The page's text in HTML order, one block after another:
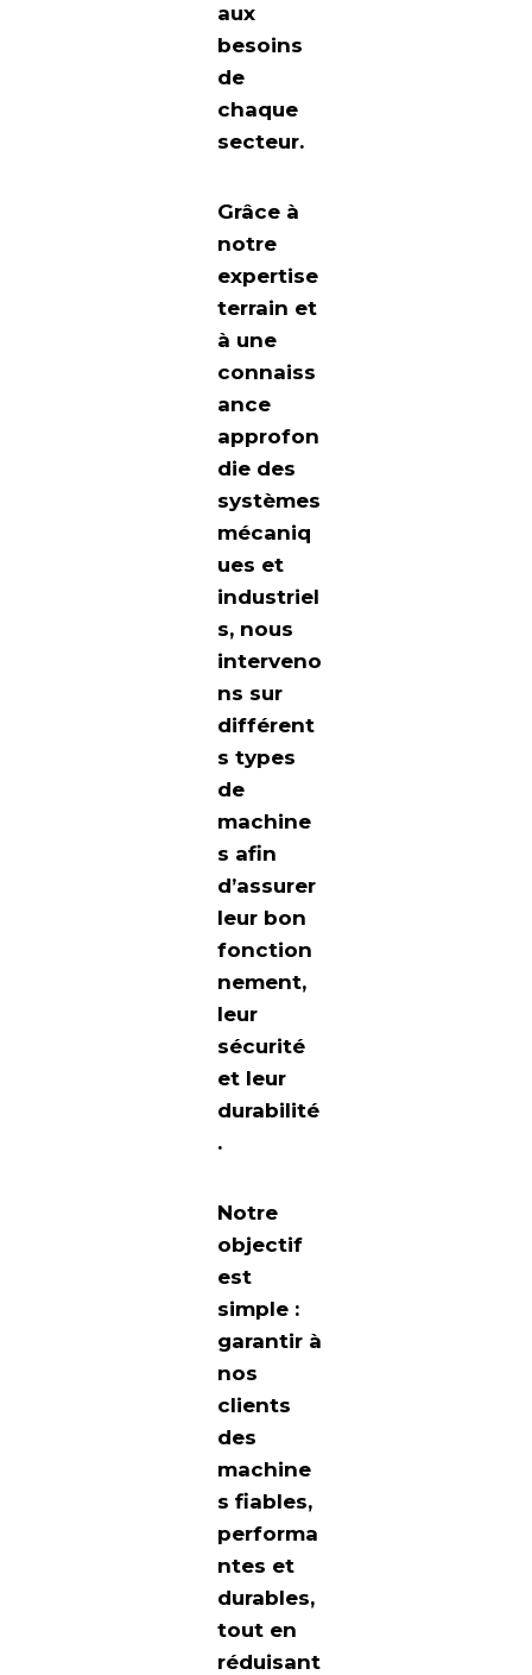
aux
besoins
de
chaque
secteur.
Grâce à
notre
expertise
terrain et
à une
connaiss
ance
approfon
die des
systèmes
mécaniq
ues et
industriel
s, nous
interveno
ns sur
différent
s types
de
machine
s afin
d’assurer
leur bon
fonction
nement,
leur
sécurité
et leur
durabilité
.
Notre
objectif
est
simple :
garantir à
nos
clients
des
machine
s fiables,
performa
ntes et
durables,
tout en
réduisant